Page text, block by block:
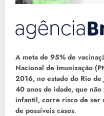
A meta de 95% de
Nacional de Imunização
2016, no estado do Rio de
40 anos de idade, que
infantil, corre risco de ser
de possíveis casos.